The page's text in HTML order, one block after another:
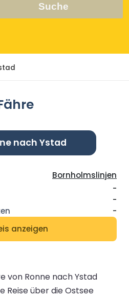
Suche
nach Ystad
Bornholmslinjen
-
-
-
anzeigen
von Ronne nach Ystad
Reise über die Ostsee